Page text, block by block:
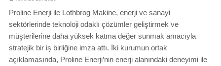
Proline Enerji ile Lothbrog Makine, enerji ve sanayi
sektörlerinde teknoloji odaklı çözümler geliştirmek ve
müşterilerine daha yüksek katma değer sunmak amacıyla
stratejik bir iş birliğine imza attı. İki kurumun ortak
açıklamasında, Proline Enerji’nin enerji alanındaki deneyimi ile